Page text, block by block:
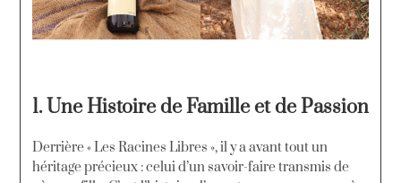
1. Une Histoire de Famille et de Passion
Derrière « Les Racines Libres », il y a avant tout un
héritage précieux : celui d’un savoir-faire transmis de